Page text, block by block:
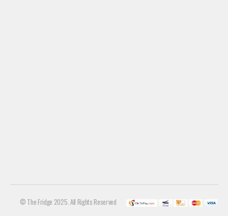
© The Fridge 2025. All Rights Reserved